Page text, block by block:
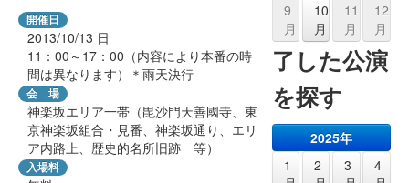
開催日
2013/10/13 日
11：00～17：00（内容により本番の時
間は異なります）＊雨天決行
会 場
神楽坂エリア一帯（毘沙門天善國寺、東
京神楽坂組合・見番、神楽坂通り、エリ
ア内路上、歴史的名所旧跡 等）
入場料
9
月
10
月
11
月
12
月
了した公演
を探す
2025年
1
2
3
4